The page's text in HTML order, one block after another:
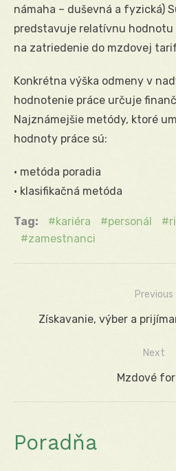
námaha – duševná a fyzická)
predstavuje relatívnu hodnotu
na zatriedenie do mzdovej
Konkrétna výška odmeny v
hodnotenie práce určuje
Najznámejšie metódy, ktoré
hodnoty práce sú:
• metóda poradia
• klasifikačná metóda
Tag: kariéra personál
zamestnanci
Navigácia
Previous
Previous
Získavanie, výber a
Next
Next
Mzdové
Poradňa